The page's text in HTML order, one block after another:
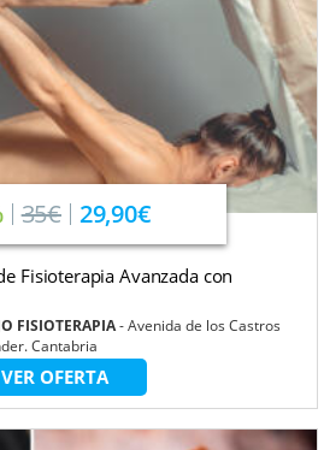
35€ 29,90€
Fisioterapia Avanzada con
FISIOTERAPIA Avenida de los Castros
Cantabria
VER OFERTA